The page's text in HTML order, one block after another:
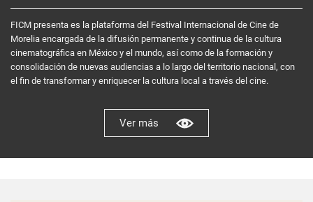
FICM presenta es la plataforma del Festival Internacional de Cine de
Morelia encargada de la difusión permanente y continua de la cultura
cinematográfica en México y el mundo, así como de la formación y
consolidación de nuevas audiencias a lo largo del territorio nacional, con
el fin de transformar y enriquecer la cultura local a través del cine.
Ver más